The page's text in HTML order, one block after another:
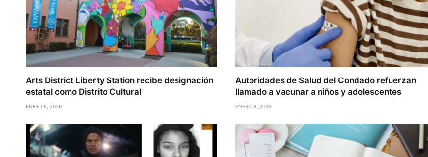
Arts District Liberty Station recibe designación
estatal como Distrito Cultural
ENERO 8, 2026
Autoridades de Salud del Condado refuerzan
llamado a vacunar a niños y adolescentes
ENERO 8, 2026